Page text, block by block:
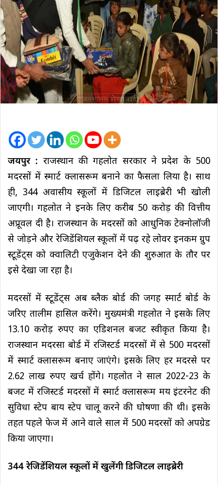
जयपुर : राजस्थान की गहलोत सरकार ने प्रदेश के 500
मदरसों में स्मार्ट क्लासरूम बनाने का फैसला लिया है। साथ
ही, 344 अवासीय स्कूलों में डिजिटल लाइब्रेरी भी खोली
जाएगी। गहलोत ने इनके लिए करीब 50 करोड़ की वित्तीय
अप्रूवल दी है। राजस्थान के मदरसों को आधुनिक टेक्नोलॉजी
से जोड़ने और रेजिडेंशियल स्कूलों में पढ़ रहे लोवर इनकम ग्रुप
स्टूडेंट्स को क्वालिटी एजुकेशन देने की शुरुआत के तौर पर
इसे देखा जा रहा है।
मदरसों में स्टूडेंट्स अब ब्लैक बोर्ड की जगह स्मार्ट बोर्ड के
जरिए तालीम हासिल करेंगे। मुख्यमंत्री गहलोत ने इसके लिए
13.10 करोड़ रुपए का एडिशनल बजट स्वीकृत किया है।
राजस्थान मदरसा बोर्ड में रजिस्टर्ड मदरसों में से 500 मदरसों
में स्मार्ट क्लासरूम बनाए जाएंगे। इसके लिए हर मदरसे पर
2.62 लाख रुपए खर्च होंगे। गहलोत ने साल 2022-23 के
बजट में रजिस्टर्ड मदरसों में स्मार्ट क्लासरूम मय इंटरनेट की
सुविधा स्टेप बाय स्टेप चालू करने की घोषणा की थी। इसके
तहत पहले फेज में आने वाले साल में 500 मदरसों को अपग्रेड
किया जाएगा।
344 रेजिडेंशियल स्कूलों में खुलेंगी डिजिटल लाइब्रेरी